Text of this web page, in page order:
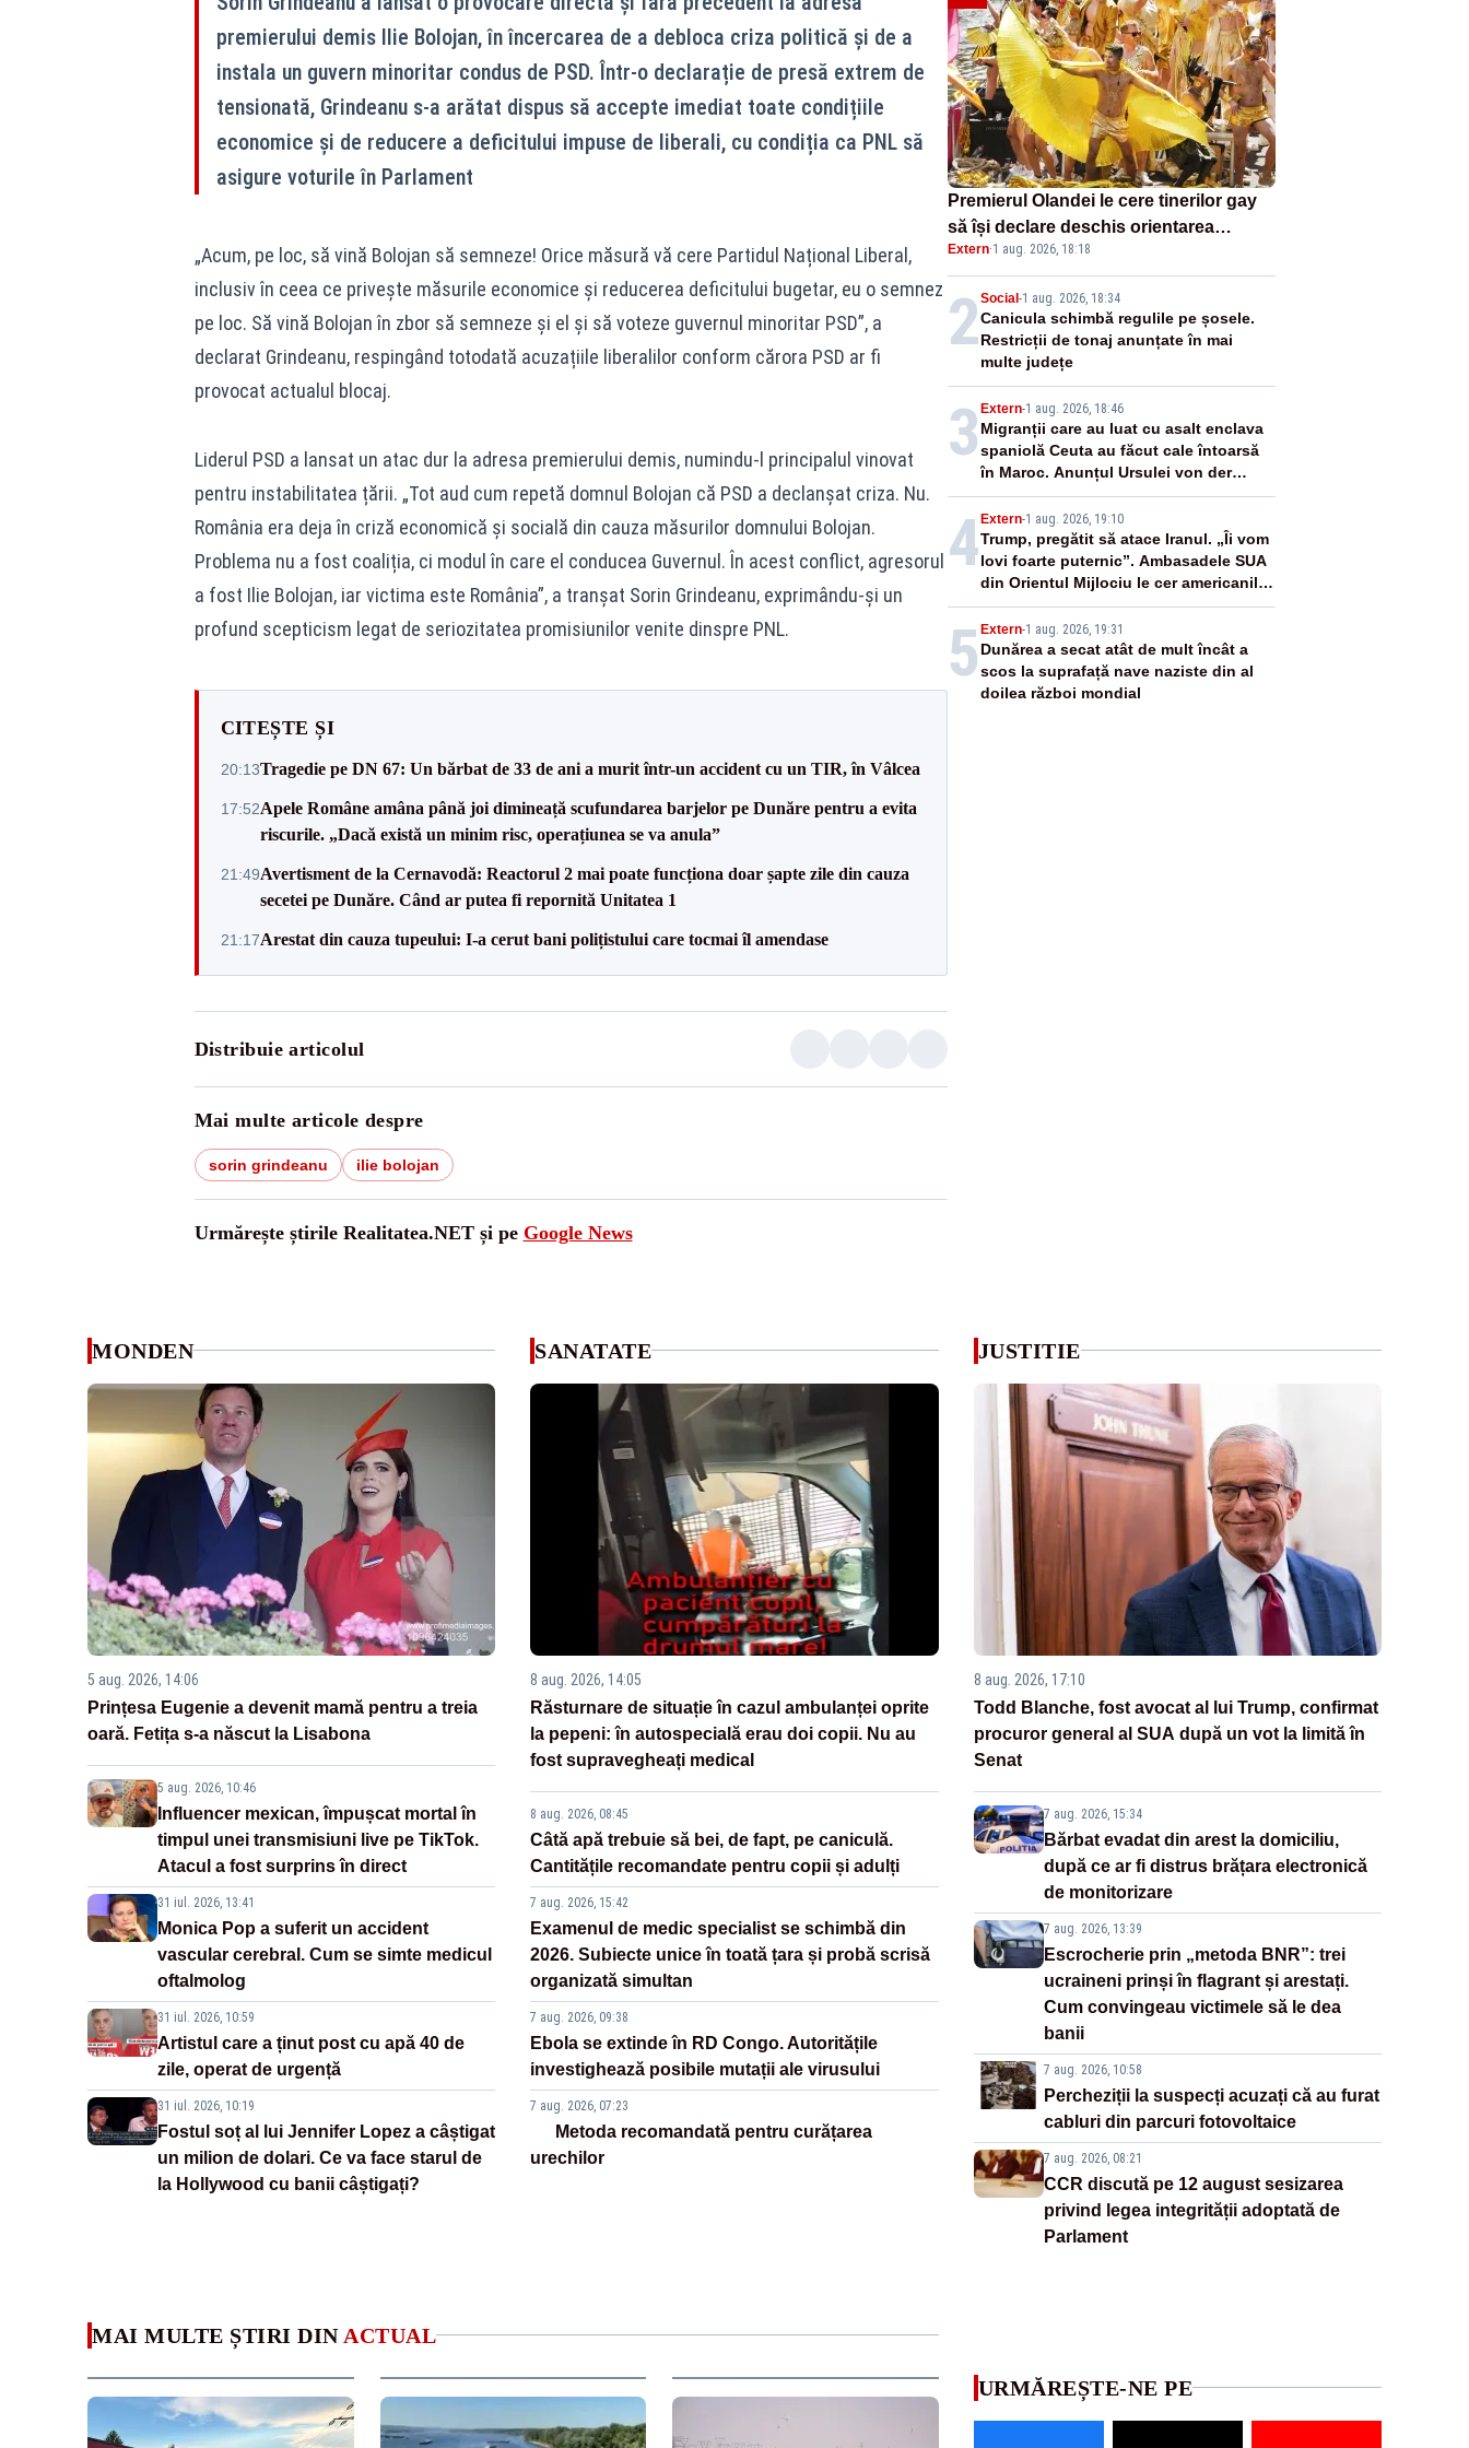
premierului demis Ilie Bolojan, în încercarea de a debloca criza politică și de a
instala un guvern minoritar condus de PSD. Într-o declarație de presă extrem de
tensionată, Grindeanu s-a arătat dispus să accepte imediat toate condițiile
economice și de reducere a deficitului impuse de liberali, cu condiția ca PNL să
asigure voturile în Parlament
„Acum, pe loc, să vină Bolojan să semneze! Orice măsură vă cere Partidul Național Liberal,
inclusiv în ceea ce privește măsurile economice și reducerea deficitului bugetar, eu o semnez
pe loc. Să vină Bolojan în zbor să semneze și el și să voteze guvernul minoritar PSD”, a
declarat Grindeanu, respingând totodată acuzațiile liberalilor conform cărora PSD ar fi
provocat actualul blocaj.
Liderul PSD a lansat un atac dur la adresa premierului demis, numindu-l principalul vinovat
pentru instabilitatea țării. „Tot aud cum repetă domnul Bolojan că PSD a declanșat criza. Nu.
România era deja în criză economică și socială din cauza măsurilor domnului Bolojan.
Problema nu a fost coaliția, ci modul în care el conducea Guvernul. În acest conflict, agresorul
a fost Ilie Bolojan, iar victima este România”, a tranșat Sorin Grindeanu, exprimându-și un
profund scepticism legat de seriozitatea promisiunilor venite dinspre PNL.
CITEȘTE ȘI
20:13Tragedie pe DN 67: Un bărbat de 33 de ani a murit într-un accident cu un TIR, în Vâlcea
17:52Apele Române amâna până joi dimineață scufundarea barjelor pe Dunăre pentru a evita
riscurile. „Dacă există un minim risc, operațiunea se va anula”
21:49Avertisment de la Cernavodă: Reactorul 2 mai poate funcționa doar șapte zile din cauza
secetei pe Dunăre. Când ar putea fi repornită Unitatea 1
21:17Arestat din cauza tupeului: I-a cerut bani polițistului care tocmai îl amendase
Distribuie articolul
Mai multe articole despre
sorin grindeanu ilie bolojan
Urmărește știrile Realitatea.NET și pe Google News
Premierul Olandei le cere tinerilor gay
să își declare deschis orientarea
sexuală. Apel făcut la Amsterdam Pride
Extern·1 aug. 2026, 18:18
2Social-1 aug. 2026, 18:34
Canicula schimbă regulile pe șosele.
Restricții de tonaj anunțate în mai
multe județe
3 Extern-1 aug. 2026, 18:46
Migranții care au luat cu asalt enclava
spaniolă Ceuta au făcut cale întoarsă
în Maroc. Anunțul Ursulei von der
Leyen
4Extern-1 aug. 2026, 19:10
Trump, pregătit să atace Iranul. „Îi vom
lovi foarte puternic”. Ambasadele SUA
din Orientul Mijlociu le cer americanilor
să părăsească urgent zona
5 Extern-1 aug. 2026, 19:31
Dunărea a secat atât de mult încât a
scos la suprafață nave naziste din al
doilea război mondial
MONDEN
5 aug. 2026, 14:06
Prințesa Eugenie a devenit mamă pentru a treia
oară. Fetița s-a născut la Lisabona
5 aug. 2026, 10:46
Influencer mexican, împușcat mortal în
timpul unei transmisiuni live pe TikTok.
Atacul a fost surprins în direct
31 iul. 2026, 13:41
Monica Pop a suferit un accident
vascular cerebral. Cum se simte medicul
oftalmolog
31 iul. 2026, 10:59
Artistul care a ținut post cu apă 40 de
zile, operat de urgență
31 iul. 2026, 10:19
Fostul soț al lui Jennifer Lopez a câștigat
un milion de dolari. Ce va face starul de
la Hollywood cu banii câștigați?
SANATATE
8 aug. 2026, 14:05
Răsturnare de situație în cazul ambulanței oprite
la pepeni: în autospecială erau doi copii. Nu au
fost supravegheați medical
8 aug. 2026, 08:45
Câtă apă trebuie să bei, de fapt, pe caniculă.
Cantitățile recomandate pentru copii și adulți
7 aug. 2026, 15:42
Examenul de medic specialist se schimbă din
2026. Subiecte unice în toată țara și probă scrisă
organizată simultan
7 aug. 2026, 09:38
Ebola se extinde în RD Congo. Autoritățile
investighează posibile mutații ale virusului
7 aug. 2026, 07:23
Metoda recomandată pentru curățarea
urechilor
JUSTITIE
8 aug. 2026, 17:10
Todd Blanche, fost avocat al lui Trump, confirmat
procuror general al SUA după un vot la limită în
Senat
7 aug. 2026, 15:34
Bărbat evadat din arest la domiciliu,
după ce ar fi distrus brățara electronică
de monitorizare
7 aug. 2026, 13:39
Escrocherie prin „metoda BNR”: trei
ucraineni prinși în flagrant și arestați.
Cum convingeau victimele să le dea
banii
7 aug. 2026, 10:58
Percheziții la suspecți acuzați că au furat
cabluri din parcuri fotovoltaice
7 aug. 2026, 08:21
CCR discută pe 12 august sesizarea
privind legea integrității adoptată de
Parlament
MAI MULTE ȘTIRI DIN ACTUAL
URMĂREȘTE-NE PE